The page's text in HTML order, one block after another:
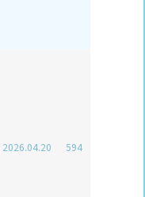
2026.04.20 594